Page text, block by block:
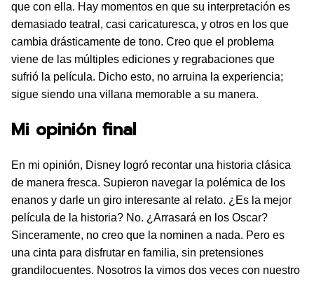
que con ella. Hay momentos en que su interpretación es
demasiado teatral, casi caricaturesca, y otros en los que
cambia drásticamente de tono. Creo que el problema
viene de las múltiples ediciones y regrabaciones que
sufrió la película. Dicho esto, no arruina la experiencia;
sigue siendo una villana memorable a su manera.
Mi opinión final
En mi opinión, Disney logró recontar una historia clásica
de manera fresca. Supieron navegar la polémica de los
enanos y darle un giro interesante al relato. ¿Es la mejor
película de la historia? No. ¿Arrasará en los Oscar?
Sinceramente, no creo que la nominen a nada. Pero es
una cinta para disfrutar en familia, sin pretensiones
grandilocuentes. Nosotros la vimos dos veces con nuestro